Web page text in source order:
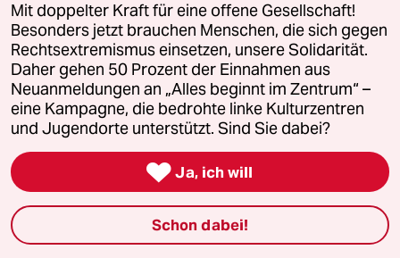
Freie Rede
reingehen
Newsletter
team zukunft
taz frisch
Mit doppelter Kraft für eine offene Gesellschaft!
Besonders jetzt brauchen Menschen, die sich gegen
Rechtsextremismus einsetzen, unsere Solidarität.
Daher gehen 50 Prozent der Einnahmen aus
Neuanmeldungen an „Alles beginnt im Zentrum“ –
eine Kampagne, die bedrohte linke Kulturzentren
und Jugendorte unterstützt. Sind Sie dabei?
 Ja, ich will
Schon dabei!